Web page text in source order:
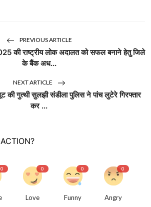
PREVIOUS ARTICLE
की राष्ट्रीय लोक अदालत को सफल बनाने हेतु जिले
के बैंक अध...
NEXT ARTICLE
गुत्थी सुलझी संडीला पुलिस ने पांच लुटेरे गिरफ्तार
कर ...
0 0
Love
0
Funny
0
Angry